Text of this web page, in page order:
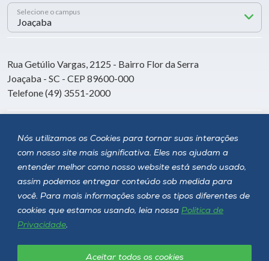
Nós utilizamos os Cookies para tornar suas interações
com nosso site mais significativa. Eles nos ajudam a
entender melhor como nosso website está sendo usado,
assim podemos entregar conteúdo sob medida para
você. Para mais informações sobre os tipos diferentes de
cookies que estamos usando, leia nossa Política de
Privacidade.
Aceitar todos os cookies
Selecione o campus
Rua Getúlio Vargas, 2125 - Bairro Flor da Serra
Joaçaba - SC - CEP 89600-000
Telefone (49) 3551-2000
Siga a Unoesc